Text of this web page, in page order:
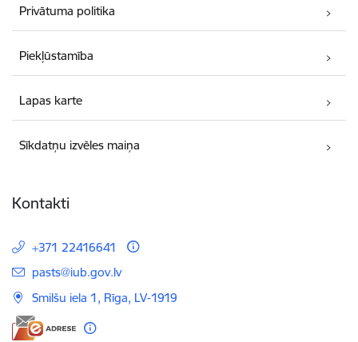
Privātuma politika
Piekļūstamība
Lapas karte
Sīkdatņu izvēles maiņa
Kontakti
+371 22416641
E-pasts:
pasts@iub.gov.lv
Smilšu iela 1, Rīga, LV-1919